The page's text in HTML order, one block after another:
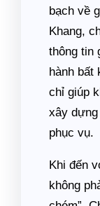
bạch về
Khang,
thông tin
hành bất
chỉ giúp
xây
phục vụ.
Khi đến
không